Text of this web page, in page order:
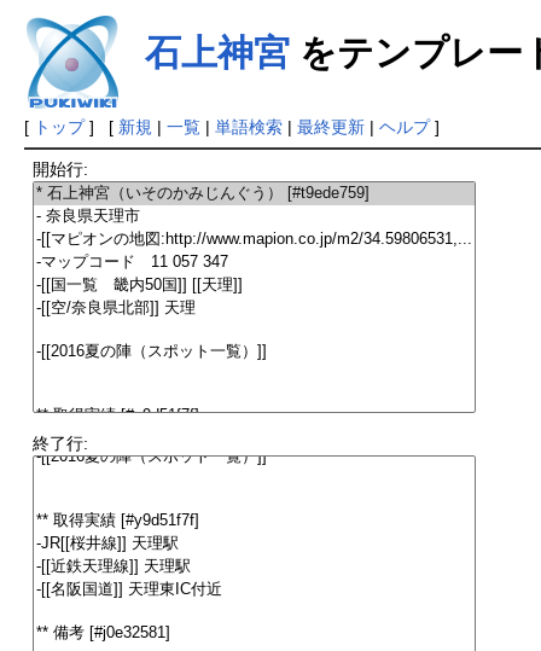
石上神宮をテンプレー
[ トップ] [ 新規 | 一覧| 単語検索| 最終更新| ヘルプ]
開始行:
終了行: